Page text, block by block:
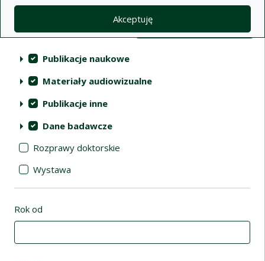
Akceptuję
Lista wyników wyszukiwania
Filtry wyszukiwania (automatyczne
Akcje na kolekcjach
Kolekcje (automatyczne przeładowanie treści)
Publikacje naukowe
Materiały audiowizualne
Publikacje inne
Dane badawcze
Rozprawy doktorskie
Wystawa
Rok od